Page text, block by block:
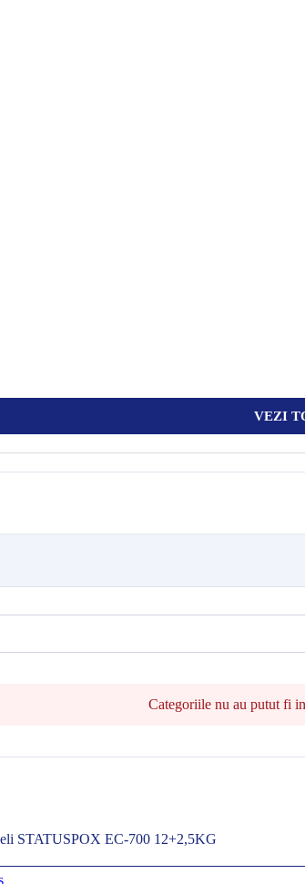
VEZI
Categoriile nu au putut fi
STATUSPOX EC-700 12+2,5KG